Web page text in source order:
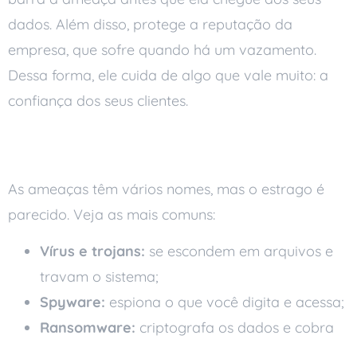
dados. Além disso, protege a reputação da
empresa, que sofre quando há um vazamento.
Dessa forma, ele cuida de algo que vale muito: a
confiança dos seus clientes.
As ameaças têm vários nomes, mas o estrago é
parecido. Veja as mais comuns:
Vírus e trojans: se escondem em arquivos e
travam o sistema;
Spyware: espiona o que você digita e acessa;
Ransomware: criptografa os dados e cobra